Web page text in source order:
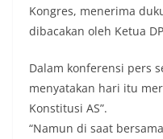
Kongres, menerima
dibacakan oleh Ketua
Dalam konferensi pers
menyatakan hari itu
Konstitusi AS”.
“Namun di saat